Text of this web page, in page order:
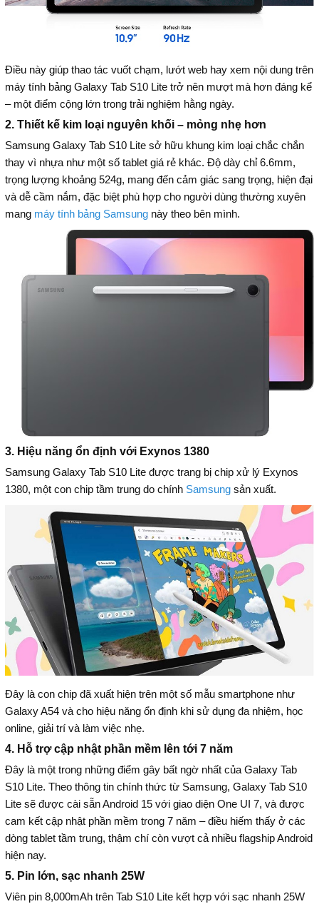
Điều này giúp thao tác vuốt chạm, lướt web hay xem nội dung trên
máy tính bảng Galaxy Tab S10 Lite trở nên mượt mà hơn đáng kể
– một điểm cộng lớn trong trải nghiệm hằng ngày.
2. Thiết kế kim loại nguyên khối – mỏng nhẹ hơn
Samsung Galaxy Tab S10 Lite sở hữu khung kim loại chắc chắn
thay vì nhựa như một số tablet giá rẻ khác. Độ dày chỉ 6.6mm,
trọng lượng khoảng 524g, mang đến cảm giác sang trọng, hiện đại
và dễ cầm nắm, đặc biệt phù hợp cho người dùng thường xuyên
mang máy tính bảng Samsungnày theo bên mình.
3. Hiệu năng ổn định với Exynos 1380
Samsung Galaxy Tab S10 Lite được trang bị chip xử lý Exynos
1380, một con chip tầm trung do chính Samsungsản xuất.
Đây là con chip đã xuất hiện trên một số mẫu smartphone như
Galaxy A54 và cho hiệu năng ổn định khi sử dụng đa nhiệm, học
online, giải trí và làm việc nhẹ.
4. Hỗ trợ cập nhật phần mềm lên tới 7 năm
Đây là một trong những điểm gây bất ngờ nhất của Galaxy Tab
S10 Lite. Theo thông tin chính thức từ Samsung, Galaxy Tab S10
Lite sẽ được cài sẵn Android 15 với giao diện One UI 7, và được
cam kết cập nhật phần mềm trong 7 năm – điều hiếm thấy ở các
dòng tablet tầm trung, thậm chí còn vượt cả nhiều flagship Android
hiện nay.
5. Pin lớn, sạc nhanh 25W
Viên pin 8,000mAh trên Tab S10 Lite kết hợp với sạc nhanh 25W